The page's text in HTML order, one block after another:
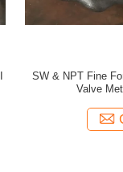
SW & NPT Fine
Valve